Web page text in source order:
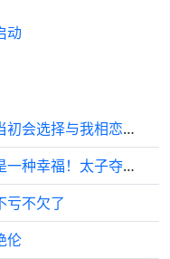
动
你说我并非某人的替身，那为何当初会选择与我相恋，难道不是因为我的面容吗？
死在自己爱人的手中，又何尝不是一种幸福！太子夺权未遂，为爱人赴死！
亏不欠了
伦